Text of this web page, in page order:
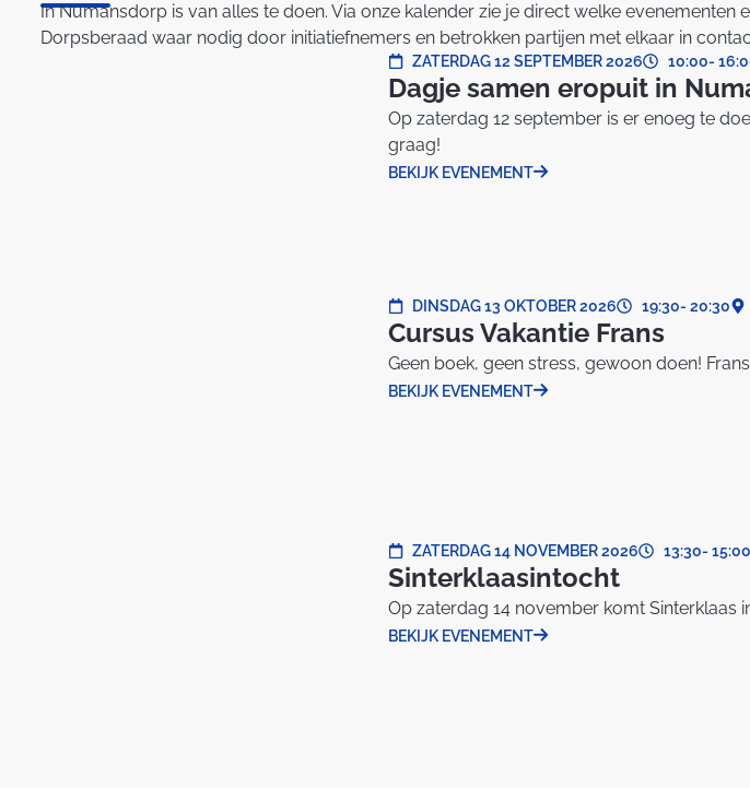
In Numansdorp is van alles te doen. Via onze kalender zie je direct welke
Dorpsberaad waar nodig door initiatiefnemers en betrokken partijen met elkaar in
ZATERDAG 12 SEPTEMBER 2026 10:00-
Dagje samen eropuit in
Op zaterdag 12 september is er enoeg te
graag!
BEKIJK EVENEMENT
DINSDAG 13 OKTOBER 2026 19:30- 20:30
Cursus Vakantie Frans
Geen boek, geen stress, gewoon doen!
BEKIJK EVENEMENT
ZATERDAG 14 NOVEMBER 2026 13:30- 15:00
Sinterklaasintocht
Op zaterdag 14 november komt Sinterklaas
BEKIJK EVENEMENT